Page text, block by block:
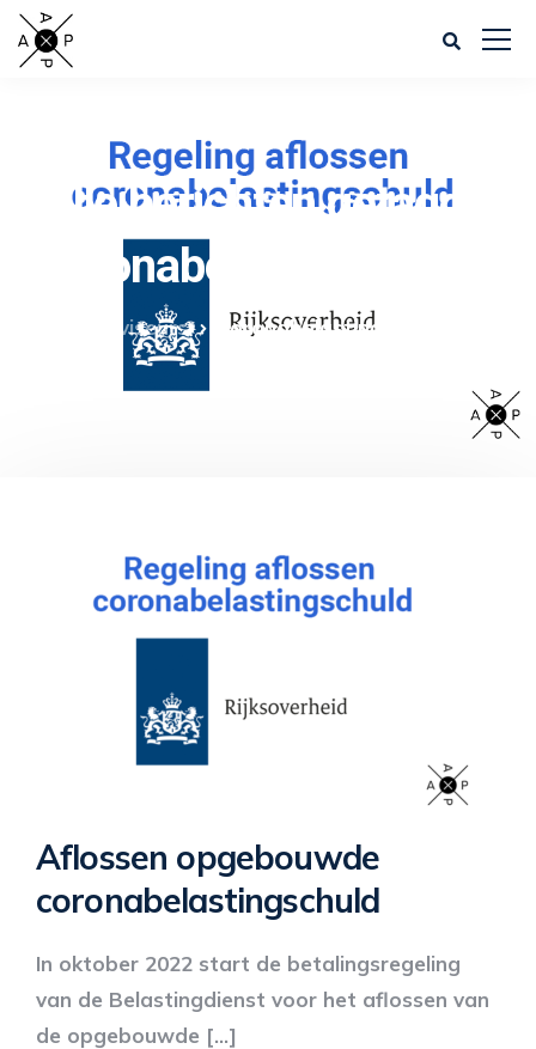
Alle berichten getagged
coronabelastingschuld
AXP Adviseurs coronabelastingschuld
Aflossen opgebouwde
coronabelastingschuld
In oktober 2022 start de betalingsregeling
van de Belastingdienst voor het aflossen van
de opgebouwde […]